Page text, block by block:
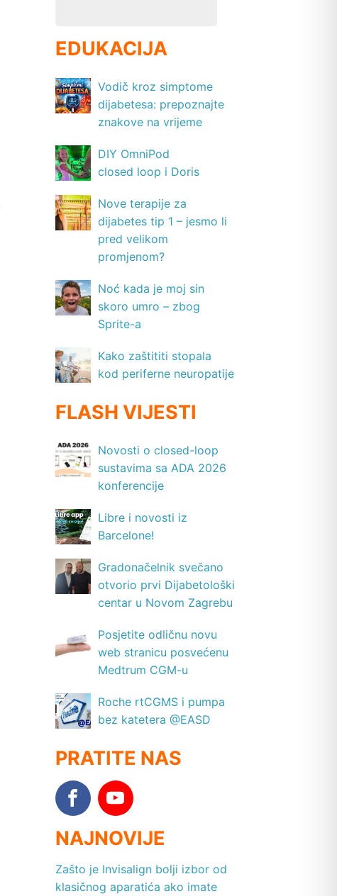
EDUKACIJA
Vodič kroz simptome
dijabetesa: prepoznajte
znakove na vrijeme
DIY OmniPod
closed loop i Doris
Nove terapije za
dijabetes tip 1 – jesmo li
pred velikom
promjenom?
Noć kada je moj sin
skoro umro – zbog
Sprite-a
Kako zaštititi stopala
kod periferne neuropatije
FLASH VIJESTI
Novosti o closed-loop
sustavima sa ADA 2026
konferencije
Libre i novosti iz
Barcelone!
Gradonačelnik svečano
otvorio prvi Dijabetološki
centar u Novom Zagrebu
Posjetite odličnu novu
web stranicu posvećenu
Medtrum CGM-u
Roche rtCGMS i pumpa
bez katetera @EASD
PRATITE NAS
NAJNOVIJE
Zašto je Invisalign bolji izbor od
klasičnog aparatića ako imate